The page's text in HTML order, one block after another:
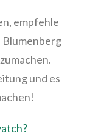
empfehle
Blumenberg
und es